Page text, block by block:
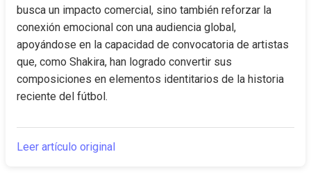
busca un impacto comercial, sino también reforzar la
conexión emocional con una audiencia global,
apoyándose en la capacidad de convocatoria de artistas
que, como Shakira, han logrado convertir sus
composiciones en elementos identitarios de la historia
reciente del fútbol.
Leer artículo original